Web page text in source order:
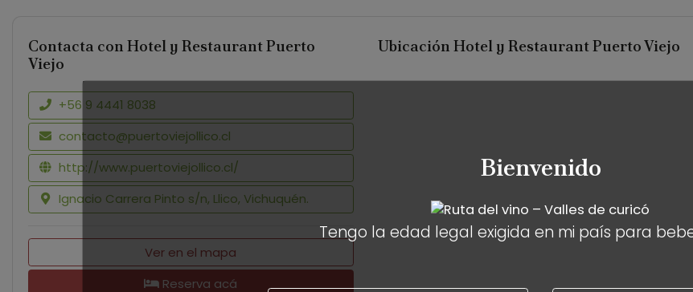
Bienvenido
Tengo la edad legal exigida en mi país para
Contacta con Hotel y Restaurant Puerto
Viejo
+56 9 4441 8038
contacto@puertoviejollico.cl
http://www.puertoviejollico.cl/
Ignacio Carrera Pinto s/n, Llico, Vichuquén.
Ver en el mapa
Reserva acá
Ubicación Hotel y Restaurant Puerto Viejo